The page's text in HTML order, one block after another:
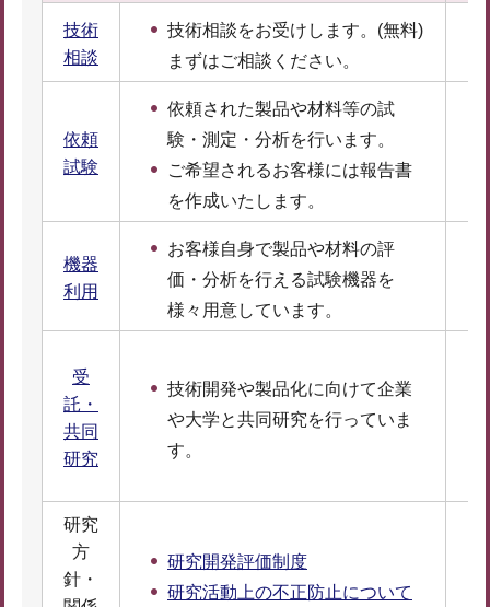
技術
相談
技術相談をお受けします。(無料)
まずはご相談ください。
依頼
試験
依頼された製品や材料等の試
験・測定・分析を行います。
ご希望されるお客様には報告書
を作成いたします。
機器
利用
お客様自身で製品や材料の評
価・分析を行える試験機器を
様々用意しています。
受
託・
共同
研究
技術開発や製品化に向けて企業
や大学と共同研究を行っていま
す。
研究
方
針・
研究開発評価制度
研究活動上の不正防止について